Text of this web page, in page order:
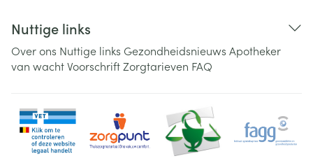
Nuttige links
Over ons Nuttige links Gezondheidsnieuws Apotheker
van wachtVoorschriftZorgtarieven FAQ